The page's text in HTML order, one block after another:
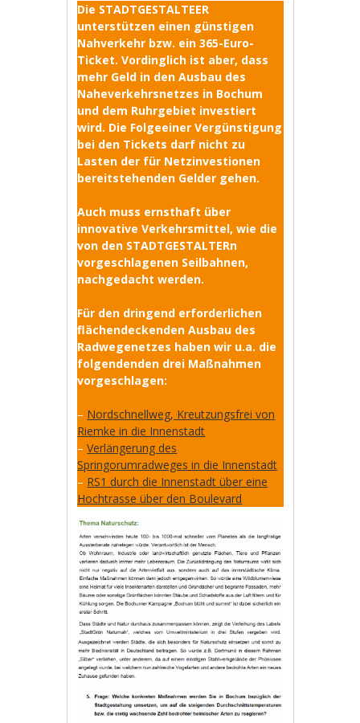
Die STADTGESTALTEER
unterstützen einen günstigen
Nahverkehr bzw. ein 365-Euro-
Ticket. Vordinglich ist aber, dass
mehr Geld in den Ausbau des
Naheverkehrsnetzes in Bochum
und dem Ruhrgebiet investiert
wird. Die Folgeeiner Vergünstigung
bei den Tickets darf nicht zu
Lasten der für Netzinvestionen
bereitstehenden Gelder gehen.
Auch muss ernsthaft über
innovative Verkehrsmittel, wie die
von den STADTGESTALTERn
vorgeschlagenen Seilbahnen,
nachgedacht werden.
Für den dringend erforderlichen
flächendeckenden Ausbau des
Radwegenetzes haben wir u.a. die
folgendenden drei Maßnahmen
vorgeschlagen:
– Nordschnellweg, Kreutzungsfrei von
Riemke in die Innenstadt
–Verlängerung des
Springorumradweges in die Innenstadt
– RS1 durch die Innenstadt über eine
Hochtrasse über den Boulevard